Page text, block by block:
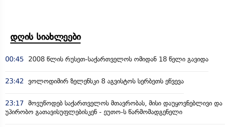
დღის სიახლეები
00:45 2008 წლის რუსეთ-საქართველოს ომიდან 18 წელი გავიდა
23:42 ვოლოდიმირ ზელენსკი 8 აგვისტოს სერბეთს ეწვევა
23:17 მოვუწოდებ საქართველოს მთავრობას, მისი დაუყოვნებლივი და
უპირობო გათავისუფლებისკენ - ეუთო-ს წარმომადგენელი